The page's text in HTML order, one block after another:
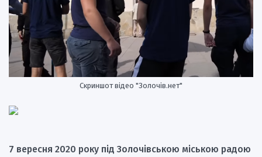
Скриншот відео "Золочів.нет"
7 вересня 2020 року під Золочівською міською радою